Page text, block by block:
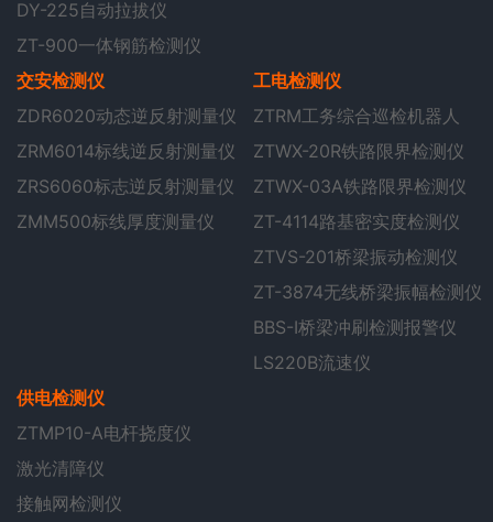
DY-225自动拉拔仪
ZT-900一体钢筋检测仪
交安检测仪
ZDR6020动态逆反射测量仪
ZRM6014标线逆反射测量仪
ZRS6060标志逆反射测量仪
ZMM500标线厚度测量仪
工电检测仪
ZTRM工务综合巡检机器人
ZTWX-20R铁路限界检测仪
ZTWX-03A铁路限界检测仪
ZT-4114路基密实度检测仪
ZTVS-201桥梁振动检测仪
ZT-3874无线桥梁振幅检测仪
BBS-I桥梁冲刷检测报警仪
LS220B流速仪
供电检测仪
ZTMP10-A电杆挠度仪
激光清障仪
接触网检测仪